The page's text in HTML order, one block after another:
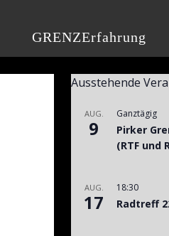
GRENZErfahrung
Ausstehende
AUG.
9
Ganztägig
Pirker
(RTF und
AUG.
17
18:30
Radtreff